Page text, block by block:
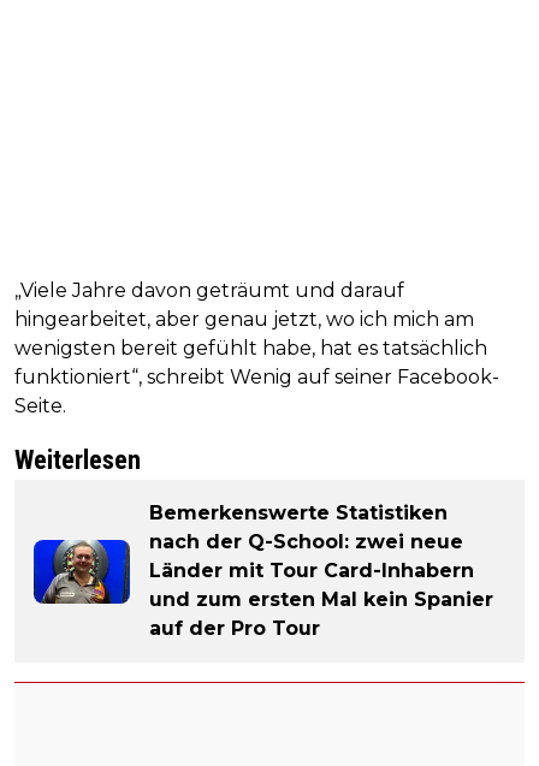
„Viele Jahre davon geträumt und darauf
hingearbeitet, aber genau jetzt, wo ich mich am
wenigsten bereit gefühlt habe, hat es tatsächlich
funktioniert“, schreibt Wenig auf seiner Facebook-
Seite.
Weiterlesen
Bemerkenswerte Statistiken
nach der Q-School: zwei neue
Länder mit Tour Card-Inhabern
und zum ersten Mal kein Spanier
auf der Pro Tour